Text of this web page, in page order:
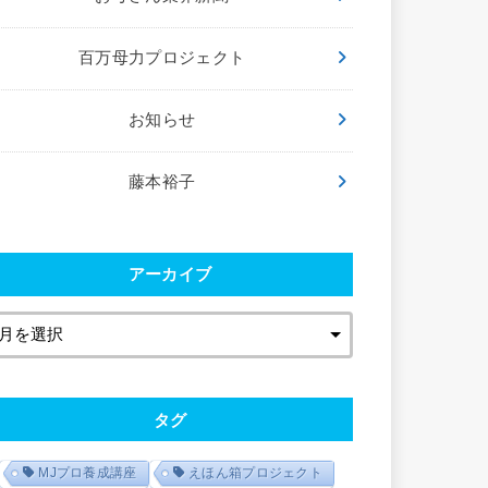
百万母力プロジェクト
お知らせ
藤本裕子
アーカイブ
タグ
MJプロ養成講座 えほん箱プロジェクト